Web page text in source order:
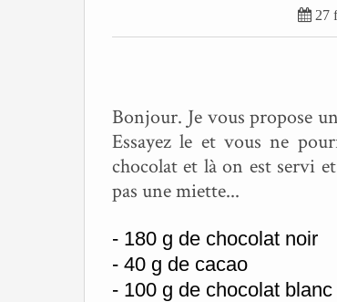
 27
Bonjour. Je vous propose
Essayez le et vous ne
chocolat et là on est servi
pas une miette...
- 180 g de chocolat noir
- 40 g de cacao
- 100 g de chocolat blanc